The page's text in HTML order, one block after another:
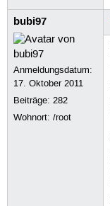
bubi97
Anmeldungsdatum:
17. Oktober 2011
Beiträge:282
Wohnort: /root